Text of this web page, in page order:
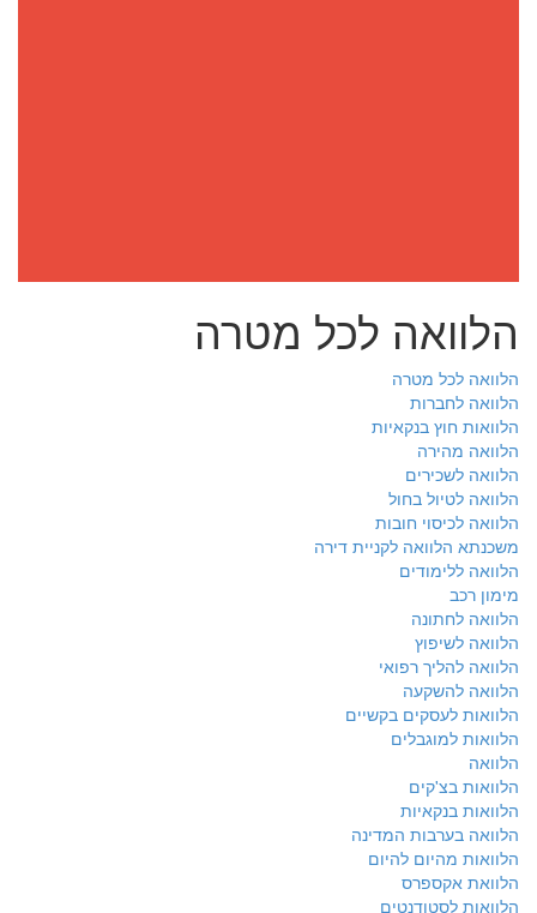
הלוואה לכל מטרה
הלוואה לכל מטרה
הלוואה לחברות
הלוואות חוץ בנקאיות
הלוואה מהירה
הלוואה לשכירים
הלוואה לטיול בחול
הלוואה לכיסוי חובות
משכנתא הלוואה לקניית דירה
הלוואה ללימודים
מימון רכב
הלוואה לחתונה
הלוואה לשיפוץ
הלוואה להליך רפואי
הלוואה להשקעה
הלוואות לעסקים בקשיים
הלוואות למוגבלים
הלוואה
הלוואות בצ'קים
הלוואות בנקאיות
הלוואה בערבות המדינה
הלוואות מהיום להיום
הלוואת אקספרס
הלוואות לסטודנטים